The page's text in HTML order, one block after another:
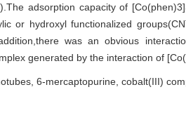
adsorption capacity of
or hydroxyl functionalized
was an obvious
generated by the interaction of
6-mercaptopurine, cobalt(III)